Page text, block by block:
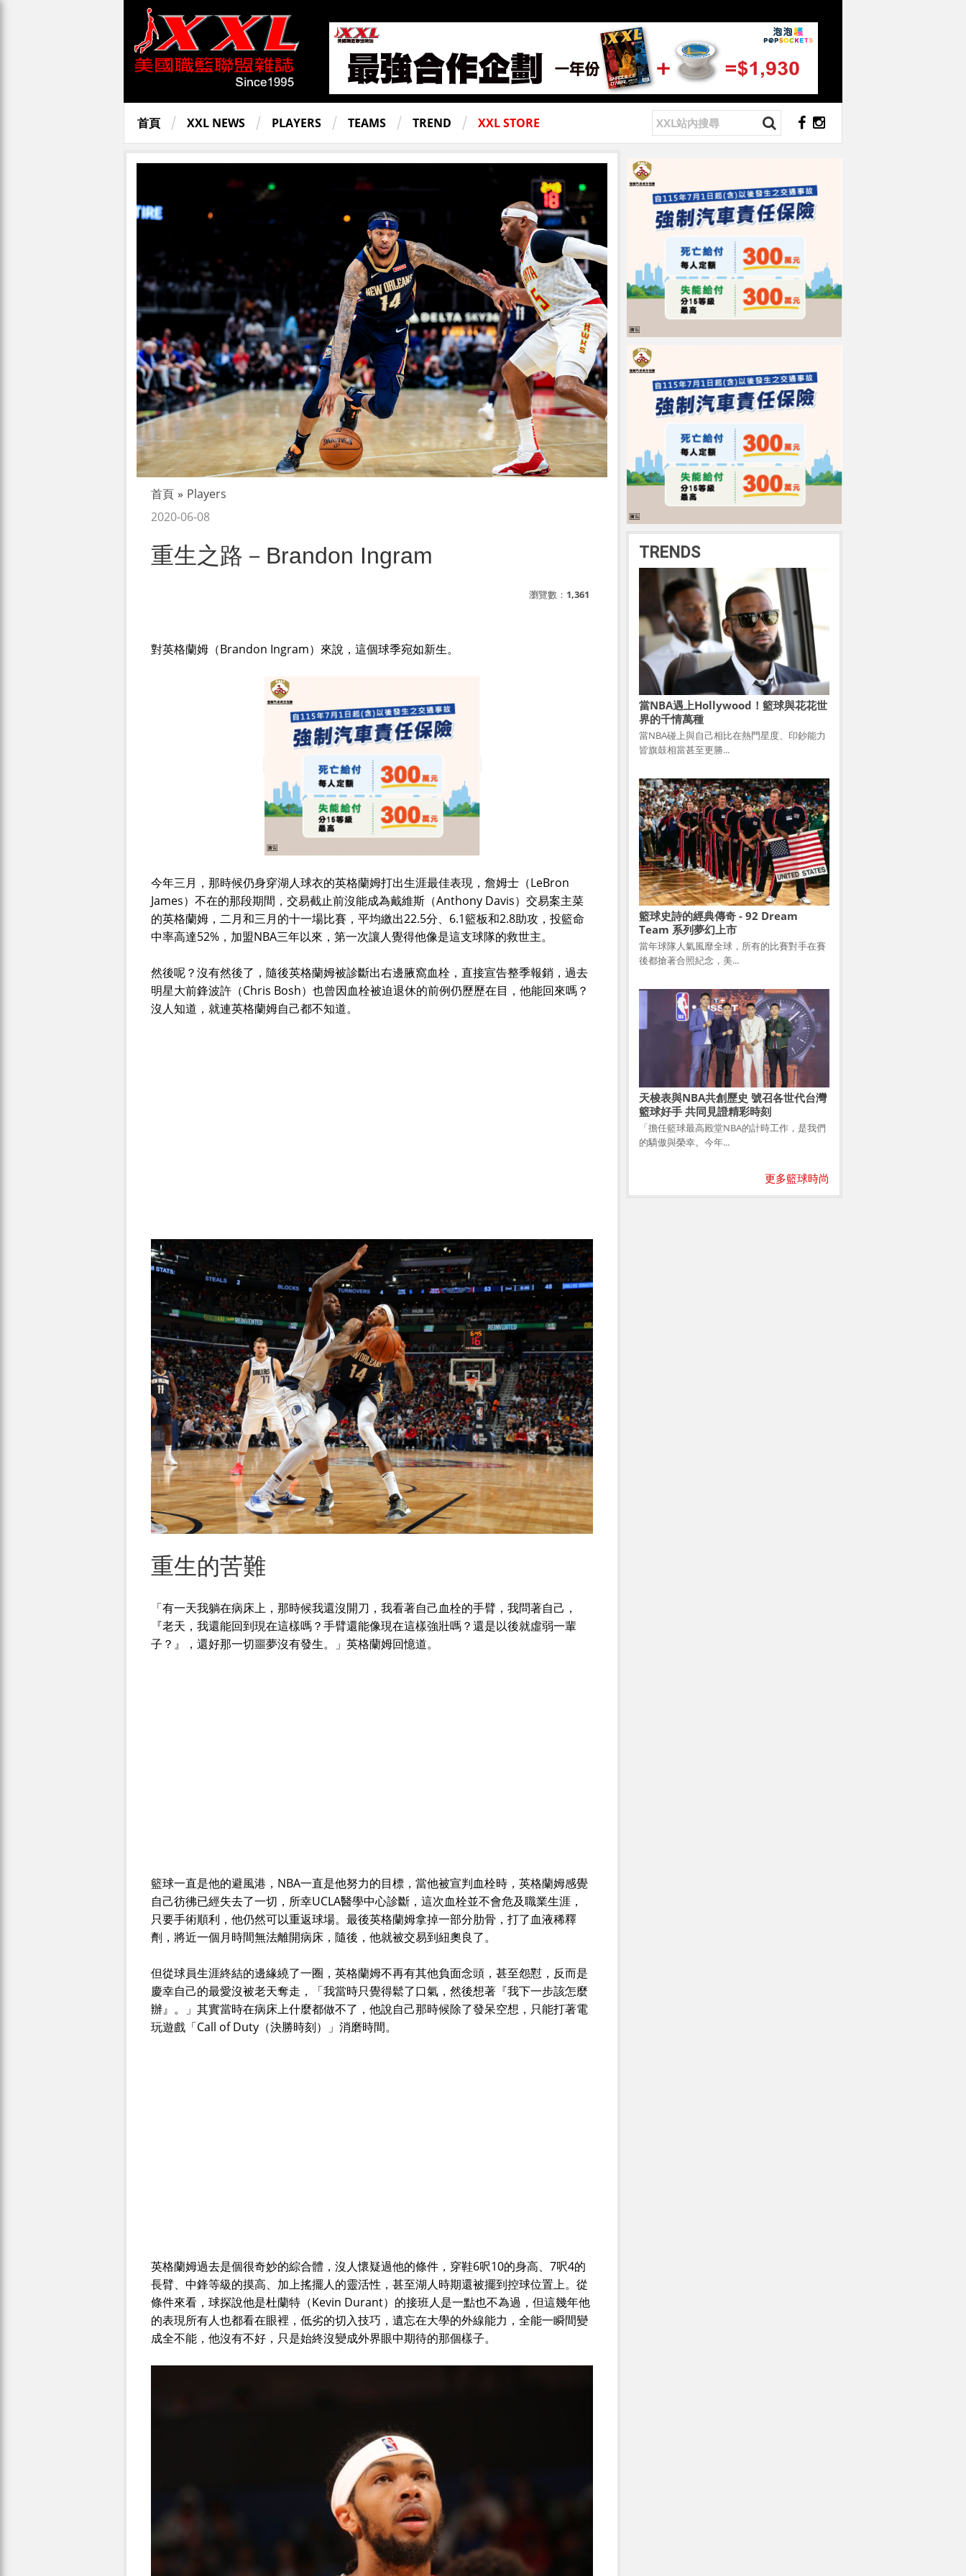
首頁 XXL NEWS PLAYERS TEAMS TREND XXL STORE
首頁 » Players
2020-06-08
重生之路－Brandon Ingram
瀏覽數： 1,361
對英格蘭姆（Brandon Ingram）來說，這個球季宛如新生。
今年三月，那時候仍身穿湖人球衣的英格蘭姆打出生涯最佳表現，詹姆士（LeBron
James）不在的那段期間，交易截止前沒能成為戴維斯（Anthony Davis）交易案主菜
的英格蘭姆，二月和三月的十一場比賽，平均繳出22.5分、6.1籃板和2.8助攻，投籃命
中率高達52%，加盟NBA三年以來，第一次讓人覺得他像是這支球隊的救世主。
然後呢？沒有然後了，隨後英格蘭姆被診斷出右邊腋窩血栓，直接宣告整季報銷，過去
明星大前鋒波許（Chris Bosh）也曾因血栓被迫退休的前例仍歷歷在目，他能回來嗎？
沒人知道，就連英格蘭姆自己都不知道。
重生的苦難
「有一天我躺在病床上，那時候我還沒開刀，我看著自己血栓的手臂，我問著自己，
『老天，我還能回到現在這樣嗎？手臂還能像現在這樣強壯嗎？還是以後就虛弱一輩
子？』，還好那一切噩夢沒有發生。」英格蘭姆回憶道。
籃球一直是他的避風港，NBA一直是他努力的目標，當他被宣判血栓時，英格蘭姆感覺
自己彷彿已經失去了一切，所幸UCLA醫學中心診斷，這次血栓並不會危及職業生涯，
只要手術順利，他仍然可以重返球場。最後英格蘭姆拿掉一部分肋骨，打了血液稀釋
劑，將近一個月時間無法離開病床，隨後，他就被交易到紐奧良了。
但從球員生涯終結的邊緣繞了一圈，英格蘭姆不再有其他負面念頭，甚至怨懟，反而是
慶幸自己的最愛沒被老天奪走，「我當時只覺得鬆了口氣，然後想著『我下一步該怎麼
辦』。」其實當時在病床上什麼都做不了，他說自己那時候除了發呆空想，只能打著電
玩遊戲「Call of Duty（決勝時刻）」消磨時間。
英格蘭姆過去是個很奇妙的綜合體，沒人懷疑過他的條件，穿鞋6呎10的身高、7呎4的
長臂、中鋒等級的摸高、加上搖擺人的靈活性，甚至湖人時期還被擺到控球位置上。從
條件來看，球探說他是杜蘭特（Kevin Durant）的接班人是一點也不為過，但這幾年他
的表現所有人也都看在眼裡，低劣的切入技巧，遺忘在大學的外線能力，全能一瞬間變
成全不能，他沒有不好，只是始終沒變成外界眼中期待的那個樣子。
TRENDS
當NBA遇上Hollywood！籃球與花花世
界的千情萬種
當NBA碰上與自己相比在熱門星度、印鈔能力
皆旗鼓相當甚至更勝...
籃球史詩的經典傳奇 - 92 Dream
Team 系列夢幻上市
當年球隊人氣風靡全球，所有的比賽對手在賽
後都搶著合照紀念，美...
天梭表與NBA共創歷史 號召各世代台灣
籃球好手 共同見證精彩時刻
「擔任籃球最高殿堂NBA的計時工作，是我們
的驕傲與榮幸。今年...
更多籃球時尚